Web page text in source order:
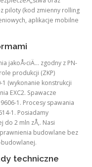
piloty (kod zmienny rolling
aplikacje mobilne
jakoÅ›ciÄ… zgodny z PN-
produkcji (ZKP)
1 (wykonanie konstrukcji
EXC2. Spawacze
1. Procesy spawania
1. Posiadamy
2 mln zÅ‚. Nasi
budowlane bez
budowlanej.
techniczne